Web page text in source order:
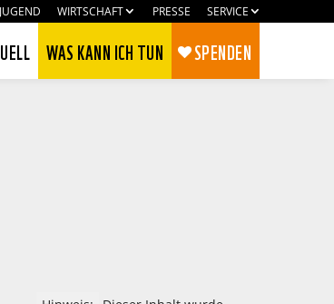
JUGEND WIRTSCHAFT PRESSE SERVICE
WAS KANN ICH TUN SPENDEN